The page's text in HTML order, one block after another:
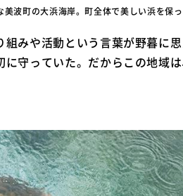
波町の大浜海岸。町全体で美しい浜を保
みや活動という言葉が野暮に
守っていた。だからこの地域